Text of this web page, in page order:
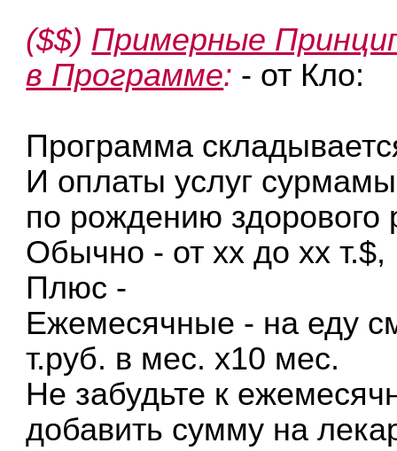
($$) Примерные
в Программе: - от Кло:
Программа
И оплаты услуг
по рождению здорового
Обычно - от хх до хх т.$,
Плюс -
Ежемесячные - на еду
т.руб. в мес. х10 мес.
Не забудьте к
добавить сумму на